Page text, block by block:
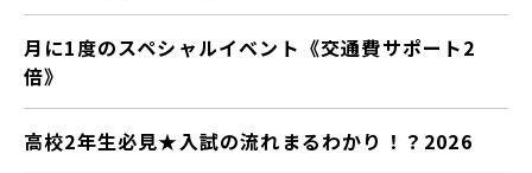
月に1度のスペシャルイベント《交通費サポート2
倍》
高校2年生必見★入試の流れまるわかり！？2026